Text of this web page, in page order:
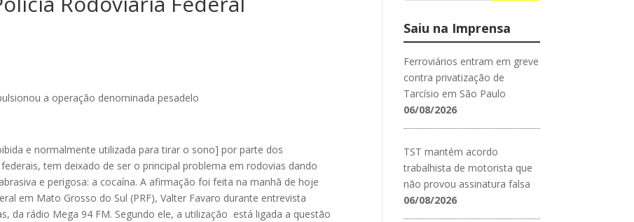
a operação denominada pesadelo
e normalmente utilizada para tirar o sono] por parte dos
tem deixado de ser o principal problema em rodovias dando
e perigosa: a cocaína. A afirmação foi feita na manhã de hoje
em Mato Grosso do Sul (PRF), Valter Favaro durante entrevista
da rádio Mega 94 FM. Segundo ele, a utilização está ligada a questão
Saiu na Imprensa
Ferroviários entram em greve
contra privatização de
Tarcísio em São Paulo
06/08/2026
TST mantém acordo
trabalhista de motorista que
não provou assinatura falsa
06/08/2026